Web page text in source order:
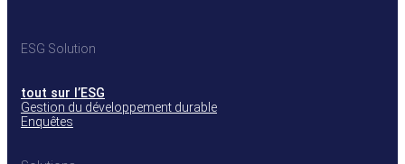
ESG Solution
tout sur l’ESG
Gestion du développement durable
Enquêtes